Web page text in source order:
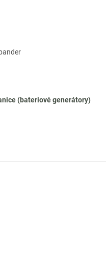
(bateriové generátory)